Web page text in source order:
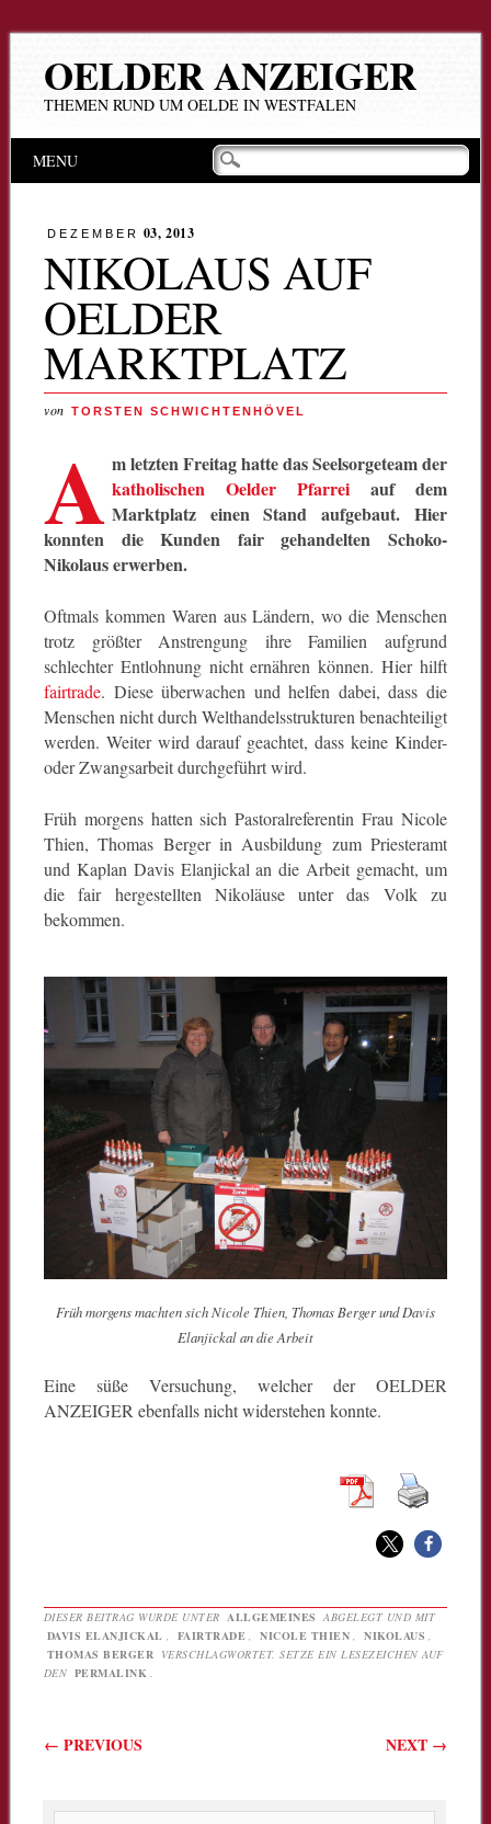
OELDER ANZEIGER
THEMEN RUND UM OELDE IN WESTFALEN
Hauptmenü
Inhalt
MENU
DEZEMBER 03, 2013
NIKOLAUS AUF
OELDER
MARKTPLATZ
von TORSTEN SCHWICHTENHÖVEL
A m letzten Freitag hatte das Seelsorgeteam der
katholischen Oelder Pfarrei auf dem
Marktplatz einen Stand aufgebaut. Hier
konnten die Kunden fair gehandelten Schoko-
Nikolaus erwerben.
Oftmals kommen Waren aus Ländern, wo die Menschen
trotz größter Anstrengung ihre Familien aufgrund
schlechter Entlohnung nicht ernähren können. Hier hilft
fairtrade. Diese überwachen und helfen dabei, dass die
Menschen nicht durch Welthandelsstrukturen benachteiligt
werden. Weiter wird darauf geachtet, dass keine Kinder-
oder Zwangsarbeit durchgeführt wird.
Früh morgens hatten sich Pastoralreferentin Frau Nicole
Thien, Thomas Berger in Ausbildung zum Priesteramt
und Kaplan Davis Elanjickal an die Arbeit gemacht, um
die fair hergestellten Nikoläuse unter das Volk zu
bekommen.
Früh morgens machten sich Nicole Thien, Thomas Berger und Davis
Elanjickal an die Arbeit
Eine süße Versuchung, welcher der OELDER
ANZEIGER ebenfalls nicht widerstehen konnte.
DIESER BEITRAG WURDE UNTER ALLGEMEINES ABGELEGT UND MIT
DAVIS ELANJICKAL , FAIRTRADE , NICOLE THIEN , NIKOLAUS ,
THOMAS BERGER VERSCHLAGWORTET. SETZE EIN LESEZEICHEN AUF
DEN PERMALINK .
Beitragsnavigation
← PREVIOUS NEXT →